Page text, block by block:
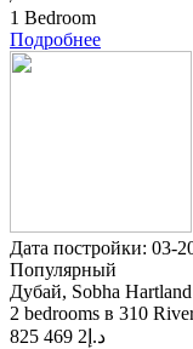
1 Bedroom
Подробнее
Дата постройки: 03-
Популярный
Дубай, Sobha
2 bedrooms в 310
د.إ 2 469 825